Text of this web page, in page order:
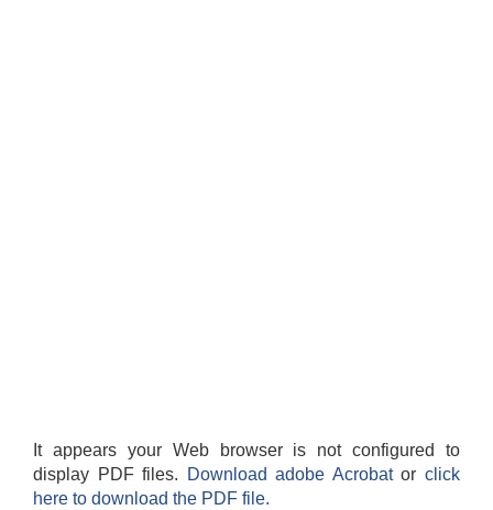
It appears your Web browser is not configured to
display PDF files.
Download adobe Acrobatorclick
here to download the PDF file.